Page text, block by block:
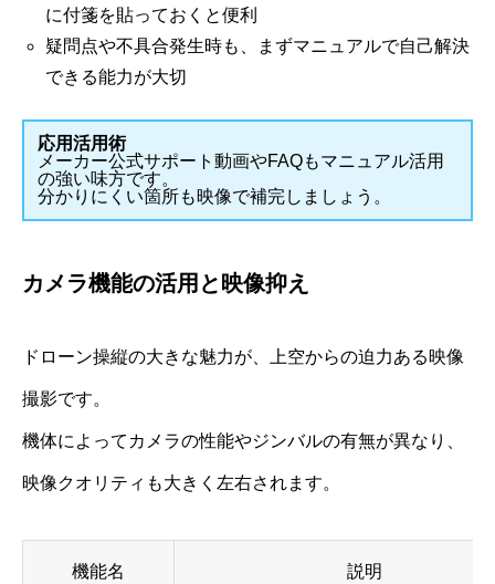
に付箋を貼っておくと便利
疑問点や不具合発生時も、まずマニュアルで自己解決
できる能力が大切
応用活用術
メーカー公式サポート動画やFAQもマニュアル活用
の強い味方です。
分かりにくい箇所も映像で補完しましょう。
カメラ機能の活用と映像抑え
ドローン操縦の大きな魅力が、上空からの迫力ある映像
撮影です。
機体によってカメラの性能やジンバルの有無が異なり、
映像クオリティも大きく左右されます。
機能名 説明